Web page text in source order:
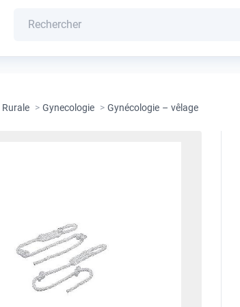
Rurale > Gynecologie > Gynécologie – vêlage